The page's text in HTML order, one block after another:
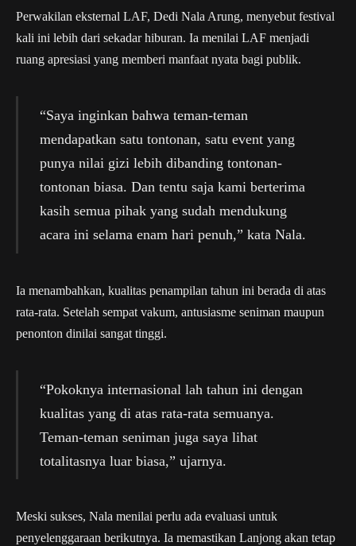
Perwakilan eksternal LAF, Dedi Nala Arung, menyebut festival
kali ini lebih dari sekadar hiburan. Ia menilai LAF menjadi
ruang apresiasi yang memberi manfaat nyata bagi publik.
“Saya inginkan bahwa teman-teman
mendapatkan satu tontonan, satu event yang
punya nilai gizi lebih dibanding tontonan-
tontonan biasa. Dan tentu saja kami berterima
kasih semua pihak yang sudah mendukung
acara ini selama enam hari penuh,” kata Nala.
Ia menambahkan, kualitas penampilan tahun ini berada di atas
rata-rata. Setelah sempat vakum, antusiasme seniman maupun
penonton dinilai sangat tinggi.
“Pokoknya internasional lah tahun ini dengan
kualitas yang di atas rata-rata semuanya.
Teman-teman seniman juga saya lihat
totalitasnya luar biasa,” ujarnya.
Meski sukses, Nala menilai perlu ada evaluasi untuk
penyelenggaraan berikutnya. Ia memastikan Lanjong akan tetap